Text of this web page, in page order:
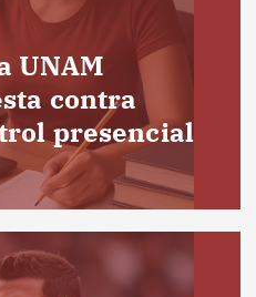
UNAM
contra
presencial